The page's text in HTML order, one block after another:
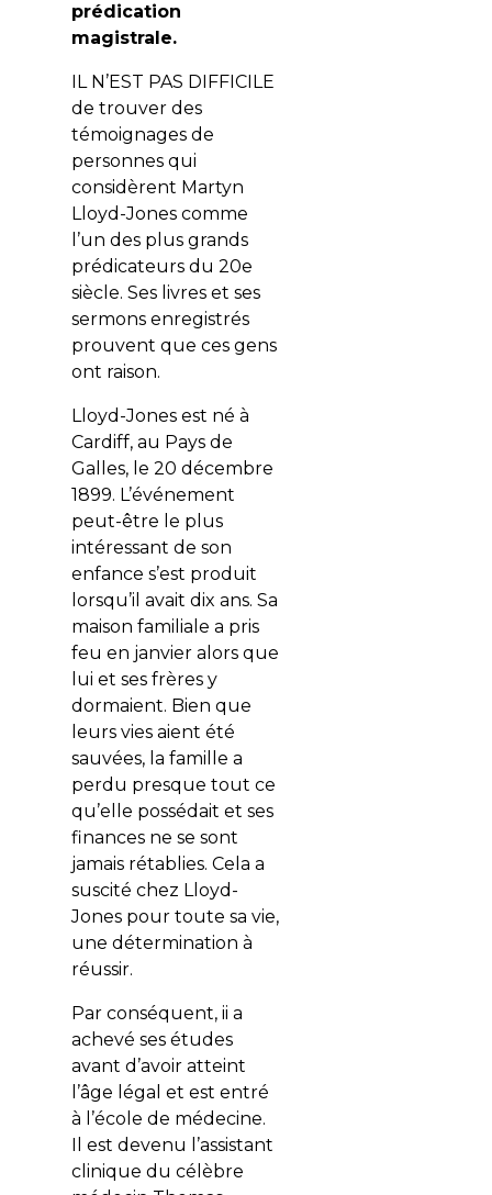
prédication
magistrale.
IL N’EST PAS DIFFICILE
de trouver des
témoignages de
personnes qui
considèrent Martyn
Lloyd-Jones comme
l’un des plus grands
prédicateurs du 20e
siècle. Ses livres et ses
sermons enregistrés
prouvent que ces gens
ont raison.
Lloyd-Jones est né à
Cardiff, au Pays de
Galles, le 20 décembre
1899. L’événement
peut-être le plus
intéressant de son
enfance s’est produit
lorsqu’il avait dix ans. Sa
maison familiale a pris
feu en janvier alors que
lui et ses frères y
dormaient. Bien que
leurs vies aient été
sauvées, la famille a
perdu presque tout ce
qu’elle possédait et ses
finances ne se sont
jamais rétablies. Cela a
suscité chez Lloyd-
Jones pour toute sa vie,
une détermination à
réussir.
Par conséquent, ii a
achevé ses études
avant d’avoir atteint
l’âge légal et est entré
à l’école de médecine.
Il est devenu l’assistant
clinique du célèbre